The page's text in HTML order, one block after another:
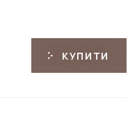
КУПИТИ